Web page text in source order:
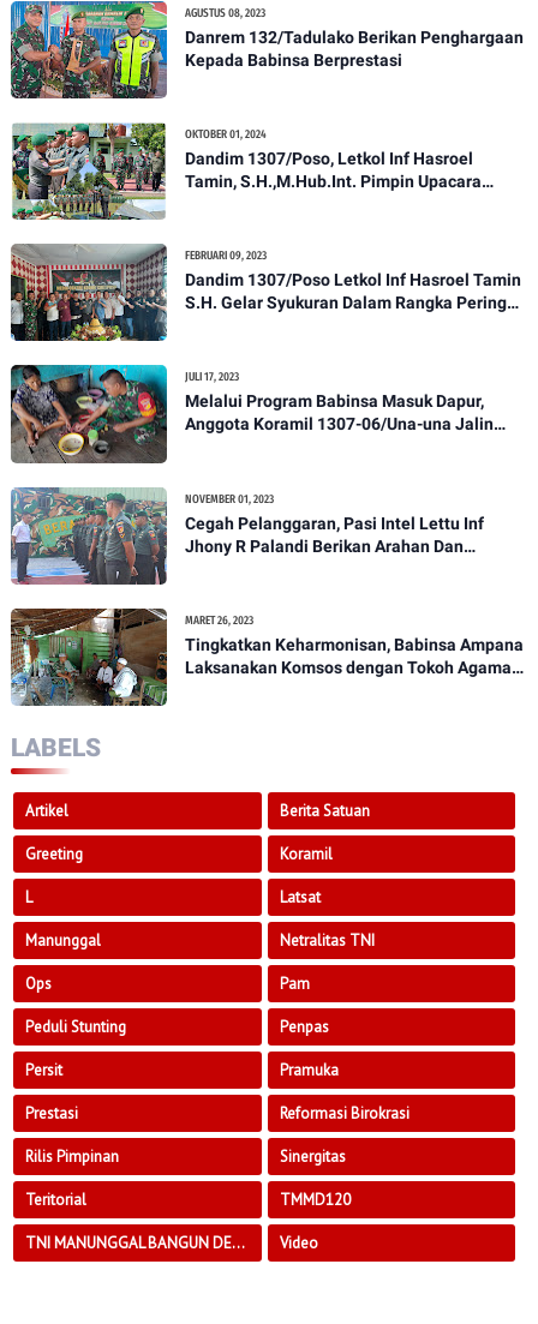
AGUSTUS 08, 2023
Danrem 132/Tadulako Berikan Penghargaan
Kepada Babinsa Berprestasi
OKTOBER 01, 2024
Dandim 1307/Poso, Letkol Inf Hasroel
Tamin, S.H.,M.Hub.Int. Pimpin Upacara
FEBRUARI 09, 2023
Dandim 1307/Poso Letkol Inf Hasroel Tamin
S.H. Gelar Syukuran Dalam Rangka Peringati
JULI 17, 2023
Melalui Program Babinsa Masuk Dapur,
Anggota Koramil 1307-06/Una-una Jalin
NOVEMBER 01, 2023
Cegah Pelanggaran, Pasi Intel Lettu Inf
Jhony R Palandi Berikan Arahan Dan
MARET 26, 2023
Tingkatkan Keharmonisan, Babinsa Ampana
Laksanakan Komsos dengan Tokoh Agama
LABELS
Artikel Berita Satuan
Greeting Koramil
L Latsat
Manunggal Netralitas TNI
Ops Pam
Peduli Stunting Penpas
Persit Pramuka
Prestasi Reformasi Birokrasi
Rilis Pimpinan Sinergitas
Teritorial TMMD120
TNI MANUNGGAL BANGUN DESA Video